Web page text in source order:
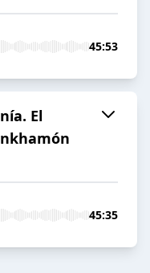
45:53
El
45:35